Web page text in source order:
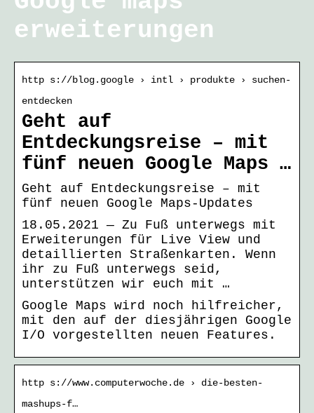
erweiterungen
http s://blog.google › intl › produkte › suchen-
entdecken
Geht auf
Entdeckungsreise – mit
fünf neuen Google Maps …
Geht auf Entdeckungsreise – mit
fünf neuen Google Maps-Updates
18.05.2021 — Zu Fuß unterwegs mit
Erweiterungen für Live View und
detaillierten Straßenkarten. Wenn
ihr zu Fuß unterwegs seid,
unterstützen wir euch mit …
Google Maps wird noch hilfreicher,
mit den auf der diesjährigen Google
I/O vorgestellten neuen Features.
http s://www.computerwoche.de › die-besten-
mashups-f…